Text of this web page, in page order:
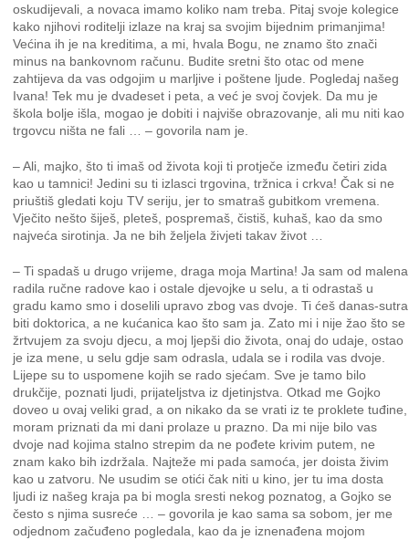
oskudijevali, a novaca imamo koliko nam treba. Pitaj svoje kolegice
kako njihovi roditelji izlaze na kraj sa svojim bijednim primanjima!
Većina ih je na kreditima, a mi, hvala Bogu, ne znamo što znači
minus na bankovnom računu. Budite sretni što otac od mene
zahtijeva da vas odgojim u marljive i poštene ljude. Pogledaj našeg
Ivana! Tek mu je dvadeset i peta, a već je svoj čovjek. Da mu je
škola bolje išla, mogao je dobiti i najviše obrazovanje, ali mu niti kao
trgovcu ništa ne fali … – govorila nam je.
– Ali, majko, što ti imaš od života koji ti protječe između četiri zida
kao u tamnici! Jedini su ti izlasci trgovina, tržnica i crkva! Čak si ne
priuštiš gledati koju TV seriju, jer to smatraš gubitkom vremena.
Vječito nešto šiješ, pleteš, pospremaš, čistiš, kuhaš, kao da smo
najveća sirotinja. Ja ne bih željela živjeti takav život …
– Ti spadaš u drugo vrijeme, draga moja Martina! Ja sam od malena
radila ručne radove kao i ostale djevojke u selu, a ti odrastaš u
gradu kamo smo i doselili upravo zbog vas dvoje. Ti ćeš danas-sutra
biti doktorica, a ne kućanica kao što sam ja. Zato mi i nije žao što se
žrtvujem za svoju djecu, a moj ljepši dio života, onaj do udaje, ostao
je iza mene, u selu gdje sam odrasla, udala se i rodila vas dvoje.
Lijepe su to uspomene kojih se rado sjećam. Sve je tamo bilo
drukčije, poznati ljudi, prijateljstva iz djetinjstva. Otkad me Gojko
doveo u ovaj veliki grad, a on nikako da se vrati iz te proklete tuđine,
moram priznati da mi dani prolaze u prazno. Da mi nije bilo vas
dvoje nad kojima stalno strepim da ne pođete krivim putem, ne
znam kako bih izdržala. Najteže mi pada samoća, jer doista živim
kao u zatvoru. Ne usudim se otići čak niti u kino, jer tu ima dosta
ljudi iz našeg kraja pa bi mogla sresti nekog poznatog, a Gojko se
često s njima susreće … – govorila je kao sama sa sobom, jer me
odjednom začuđeno pogledala, kao da je iznenađena mojom